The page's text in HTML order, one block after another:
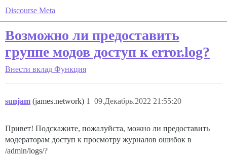
Discourse Meta
Возможно ли предоставить
группе модов доступ к error.log?
Внести вклад Функция
sunjam (james.network) 09.Декабрь.2022 21:55:20
1
Привет! Подскажите, пожалуйста, можно ли предоставить
модераторам доступ к просмотру журналов ошибок в
/admin/logs/?